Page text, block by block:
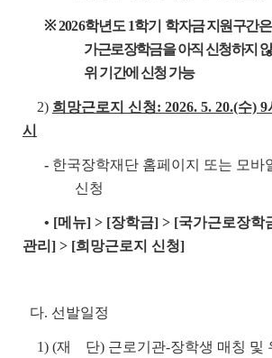
※ 2026학년도 1학기 학자금 지원구간
가근로장학금을 아직 신청하지
위 기간에 신청 가능
2) 희망근로지 신청: 2026. 5. 20.(수) 9
시
- 한국장학재단 홈페이지 또는 모바
신청
• [메뉴] > [장학금] > [국가근로장학
관리] > [희망근로지 신청]
다. 선발일정
1) (재 단) 근로기관-장학생 매칭 및